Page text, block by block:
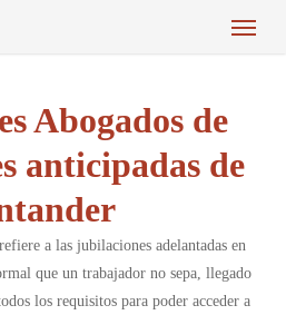
Menu
Abogados de
anticipadas de
a las jubilaciones adelantadas en
que un trabajador no sepa, llegado
los requisitos para poder acceder a